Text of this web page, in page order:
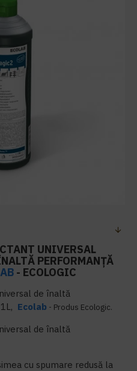
UNIVERSAL
PERFORMANȚĂ
- ECOLOGIC
de înaltă
Ecolab - Produs Ecologic.
de înaltă
cu spumare redusă la